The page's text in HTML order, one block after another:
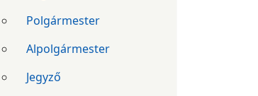
Polgármester
Alpolgármester
Jegyző